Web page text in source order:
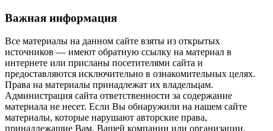
Важная информация
Все материалы на данном сайте взяты из открытых
источников — имеют обратную ссылку на материал в
интернете или присланы посетителями сайта и
предоставляются исключительно в ознакомительных целях.
Права на материалы принадлежат их владельцам.
Администрация сайта ответственности за содержание
материала не несет. Если Вы обнаружили на нашем сайте
материалы, которые нарушают авторские права,
принадлежащие Вам, Вашей компании или организации,